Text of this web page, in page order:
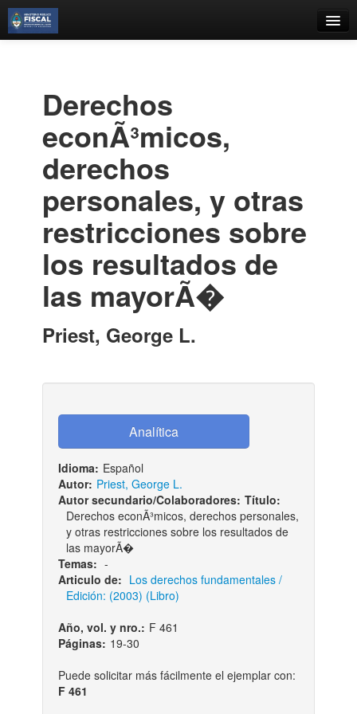
Estantes Virtuales
Contacto
Iniciar sesión
Derechos
econÃ³micos,
derechos
personales, y otras
restricciones sobre
los resultados de
las mayorÃ�
Priest, George L.
Idioma: Español
Autor: Priest, George L.
Autor secundario/Colaboradores: Título:
Derechos econÃ³micos, derechos personales,
y otras restricciones sobre los resultados de
las mayorÃ�
Temas: -
Articulo de: Los derechos fundamentales /
Edición: (2003) (Libro)
Año, vol. y nro.: F 461
Páginas: 19-30
Puede solicitar más fácilmente el ejemplar con:
F 461